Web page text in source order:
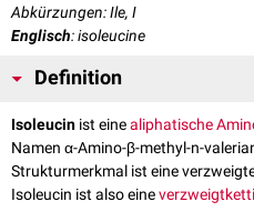
Abkürzungen: Ile, I
Englisch: isoleucine
Definition
Isoleucin ist einealiphatische
Namen α-Amino-β-methyl-n-
Strukturmerkmal ist eine
Isoleucin ist also eine